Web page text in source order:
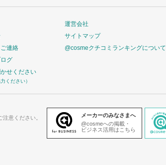
連絡
グ
せください
ください）
運営会社
サイトマップ
@cosmeクチコミランキングについて
意ください。
メーカーのみなさまへ
@cosmeへの掲載・
ビジネス活用はこちら